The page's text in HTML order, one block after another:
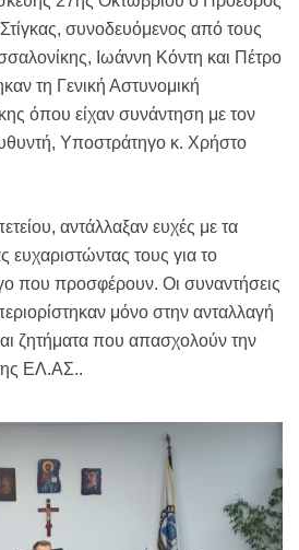
συνοδευόμενος από τους
Ιωάννη Κόντη και Πέτρο
τη Γενική Αστυνομική
όπου είχαν συνάντηση με τον
Υποστράτηγο κ. Χρήστο
αντάλλαξαν ευχές με τα
ευχαριστώντας τους για το
που προσφέρουν. Οι συναντήσεις
μόνο στην ανταλλαγή
ζητήματα που απασχολούν την
ΕΛ.ΑΣ..